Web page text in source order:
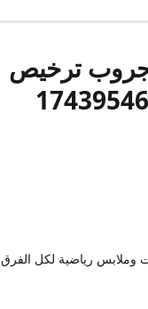
جروب ترخيص
وملابس رياضية لكل الفرق